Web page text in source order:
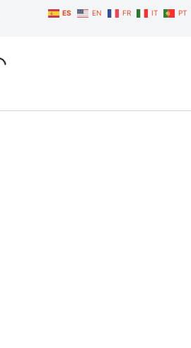
ES EN FR IT PT